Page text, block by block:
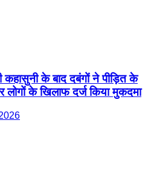
के बाद दबंगों ने पीड़ित के
लोगों के खिलाफ दर्ज किया मुकदमा